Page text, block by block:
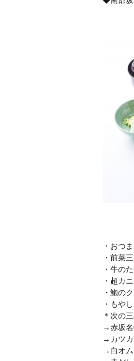
・おつ
・前菜
・牛の
・超カ
・鮑の
・もや
＊次の
→赤坂名
→カツ
→白オ